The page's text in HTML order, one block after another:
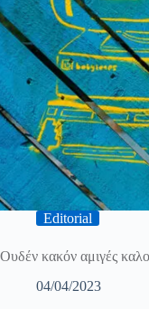
Editorial
Ουδέν κακόν αμιγές
04/04/2023